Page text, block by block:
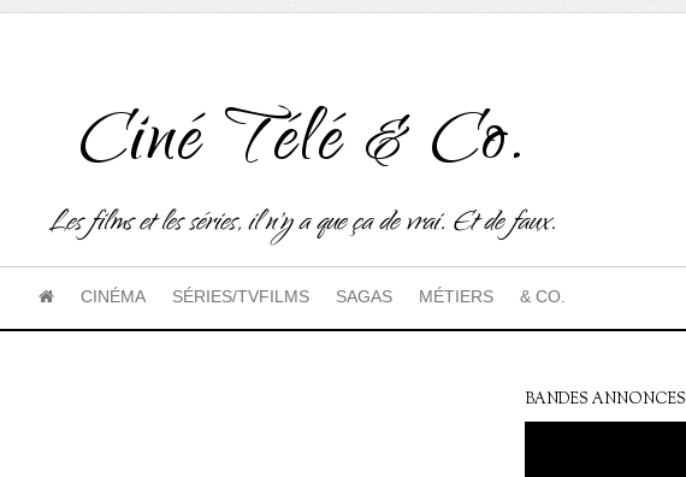
Ciné Télé & Co.
Les films et les séries, il n'y a que ça de vrai. Et de faux.
CINÉMA SÉRIES/TVFILMS SAGAS MÉTIERS & CO.
BANDES ANNONCES